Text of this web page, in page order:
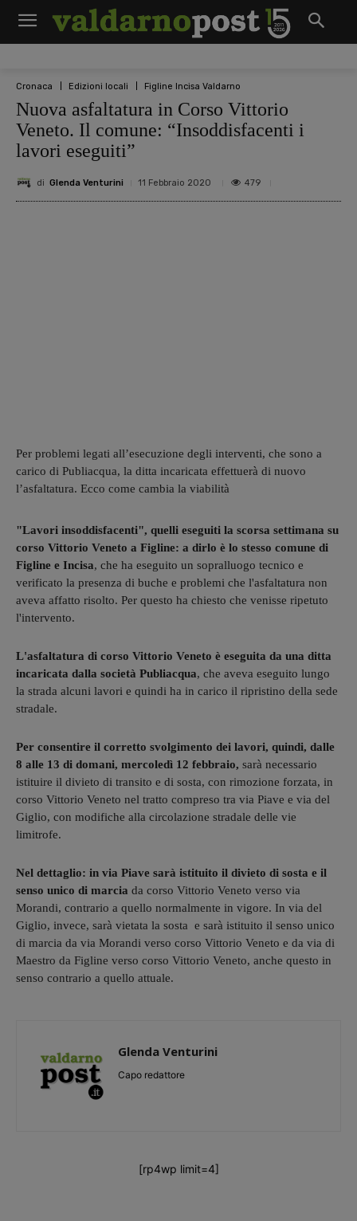
Cronaca Edizioni locali Figline Incisa Valdarno
Nuova asfaltatura in Corso Vittorio
Veneto. Il comune: “Insoddisfacenti i
lavori eseguiti”
di Glenda Venturini 11 Febbraio 2020 479
Per problemi legati all’esecuzione degli interventi, che sono a
carico di Publiacqua, la ditta incaricata effettuerà di nuovo
l’asfaltatura. Ecco come cambia la viabilità
"Lavori insoddisfacenti", quelli eseguiti la scorsa settimana su
corso Vittorio Veneto a Figline: a dirlo è lo stesso comune di
Figline e Incisa, che ha eseguito un sopralluogo tecnico e
verificato la presenza di buche e problemi che l'asfaltatura non
aveva affatto risolto. Per questo ha chiesto che venisse ripetuto
l'intervento.
L'asfaltatura di corso Vittorio Veneto è eseguita da una ditta
incaricata dalla società Publiacqua, che aveva eseguito lungo
la strada alcuni lavori e quindi ha in carico il ripristino della sede
stradale.
Per consentire il corretto svolgimento dei lavori, quindi, dalle
8 alle 13 di domani, mercoledì 12 febbraio, sarà necessario
istituire il divieto di transito e di sosta, con rimozione forzata, in
corso Vittorio Veneto nel tratto compreso tra via Piave e via del
Giglio, con modifiche alla circolazione stradale delle vie
limitrofe.
Nel dettaglio: in via Piave sarà istituito il divieto di sosta e il
senso unico di marcia da corso Vittorio Veneto verso via
Morandi, contrario a quello normalmente in vigore. In via del
Giglio, invece, sarà vietata la sosta e sarà istituito il senso unico
di marcia da via Morandi verso corso Vittorio Veneto e da via di
Maestro da Figline verso corso Vittorio Veneto, anche questo in
senso contrario a quello attuale.
Glenda Venturini
Capo redattore
[rp4wp limit=4]